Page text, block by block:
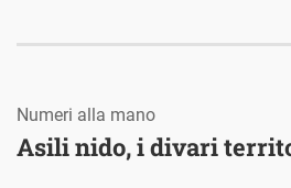
Asili nido, i divari
Numeri alla mano